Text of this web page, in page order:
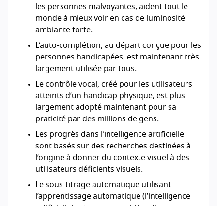
les personnes malvoyantes, aident tout le
monde à mieux voir en cas de luminosité
ambiante forte.
L’auto-complétion, au départ conçue pour les
personnes handicapées, est maintenant très
largement utilisée par tous.
Le contrôle vocal, créé pour les utilisateurs
atteints d’un handicap physique, est plus
largement adopté maintenant pour sa
praticité par des millions de gens.
Les progrès dans l’intelligence artificielle
sont basés sur des recherches destinées à
l’origine à donner du contexte visuel à des
utilisateurs déficients visuels.
Le sous-titrage automatique utilisant
l’apprentissage automatique (l’intelligence